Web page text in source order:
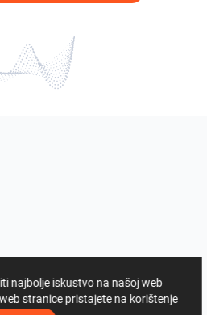
najbolje iskustvo na našoj web
stranice pristajete na korištenje